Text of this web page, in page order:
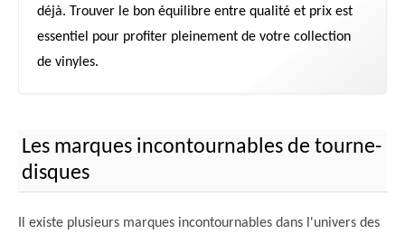
déjà. Trouver le bon équilibre entre qualité et prix est
essentiel pour profiter pleinement de votre collection
de vinyles.
Les marques incontournables de tourne-
disques
Il existe plusieurs marques incontournables dans l'univers des